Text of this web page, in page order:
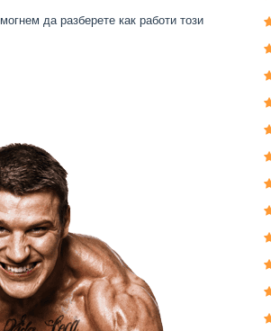
да разберете как работи този